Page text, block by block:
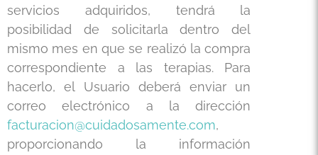
servicios adquiridos, tendrá la
posibilidad de solicitarla dentro del
mismo mes en que se realizó la compra
correspondiente a las terapias. Para
hacerlo, el Usuario deberá enviar un
correo electrónico a la dirección
facturacion@cuidadosamente.com,
proporcionando la información